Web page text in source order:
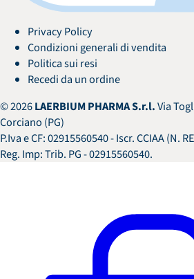
Privacy Policy
Condizioni generali di vendita
Politica sui resi
Recedi da un ordine
© 2026LAERBIUM PHARMA S.r.l.Via
Corciano (PG)
P.Iva e CF: 02915560540- Iscr. CCIAA (N.
Reg. Imp: Trib. PG - 02915560540.